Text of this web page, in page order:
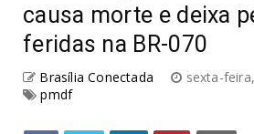
causa morte e deixa
feridas na BR-070
Brasília Conectada
sexta-
pmdf